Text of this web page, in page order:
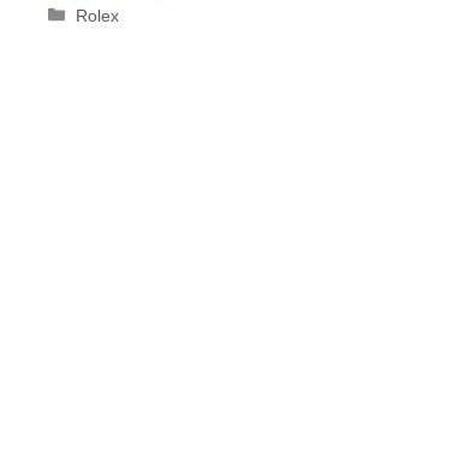
Categorie
Rolex